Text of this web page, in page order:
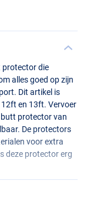
protector die
alles goed op zijn
Dit artikel is
en 13ft. Vervoer
butt protector van
De protectors
voor extra
deze protector erg